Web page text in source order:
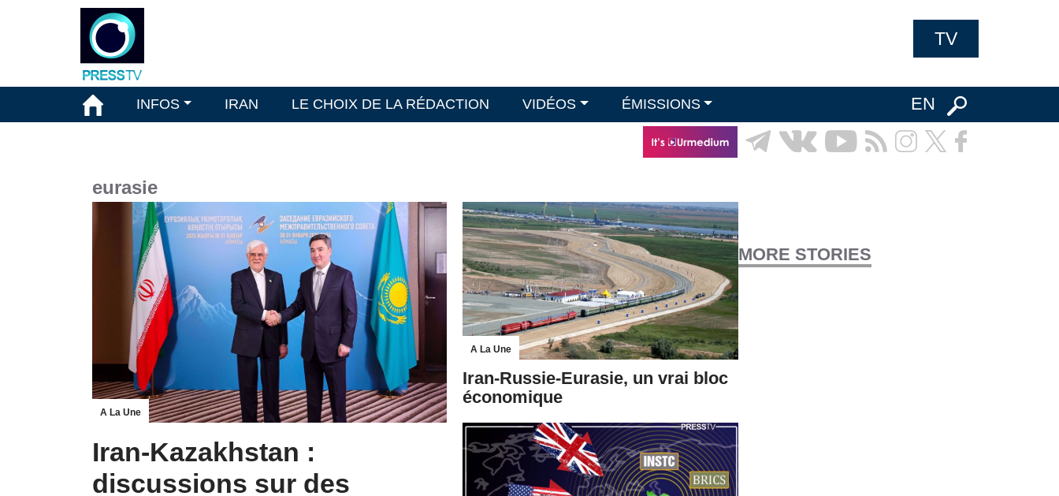
TV
INFOS IRAN LE CHOIX DE LA RÉDACTION VIDÉOS ÉMISSIONS EN
eurasie
A La Une
Iran-Kazakhstan :
discussions sur des
A La Une
Iran-Russie-Eurasie, un vrai bloc
économique
MORE STORIES